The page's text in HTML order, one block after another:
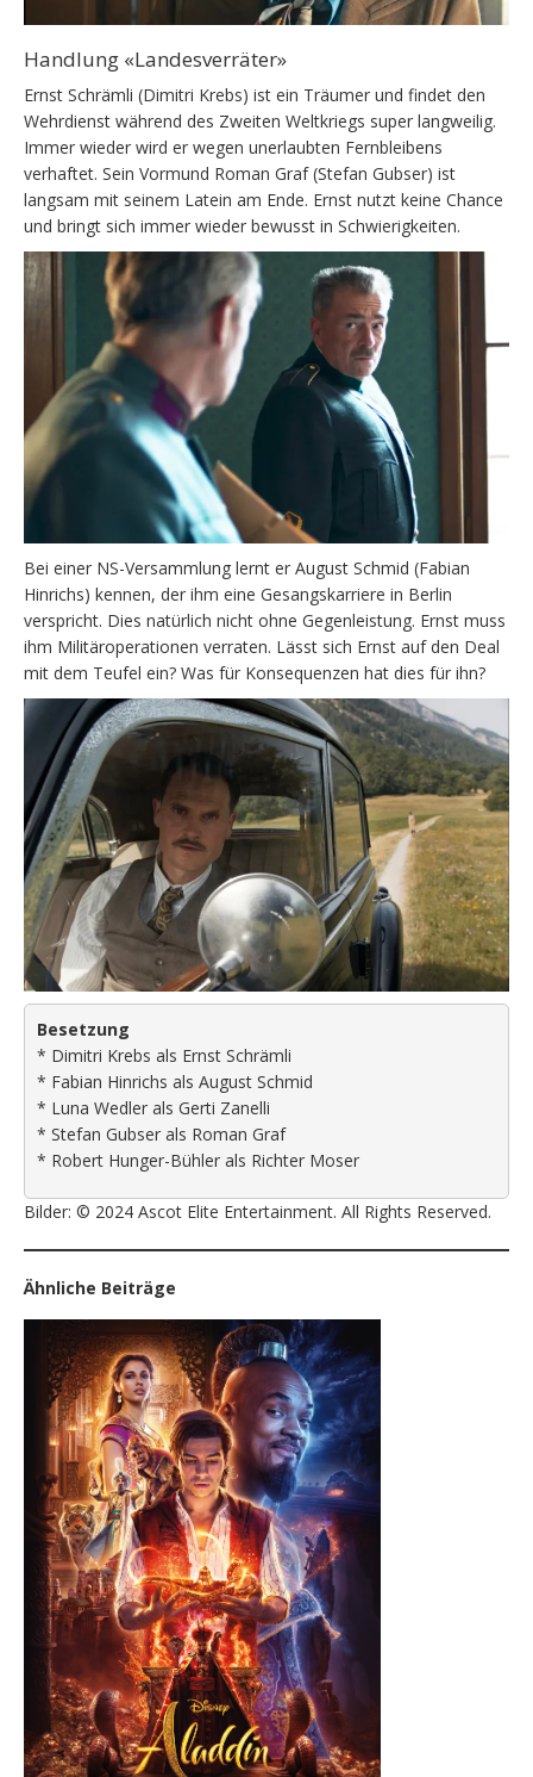
Handlung «Landesverräter»
Ernst Schrämli (Dimitri Krebs) ist ein Träumer und findet den
Wehrdienst während des Zweiten Weltkriegs super langweilig.
Immer wieder wird er wegen unerlaubten Fernbleibens
verhaftet. Sein Vormund Roman Graf (Stefan Gubser) ist
langsam mit seinem Latein am Ende. Ernst nutzt keine Chance
und bringt sich immer wieder bewusst in Schwierigkeiten.
Bei einer NS-Versammlung lernt er August Schmid (Fabian
Hinrichs) kennen, der ihm eine Gesangskarriere in Berlin
verspricht. Dies natürlich nicht ohne Gegenleistung. Ernst muss
ihm Militäroperationen verraten. Lässt sich Ernst auf den Deal
mit dem Teufel ein? Was für Konsequenzen hat dies für ihn?
Besetzung
* Dimitri Krebs als Ernst Schrämli
* Fabian Hinrichs als August Schmid
* Luna Wedler als Gerti Zanelli
* Stefan Gubser als Roman Graf
* Robert Hunger-Bühler als Richter Moser
Bilder: © 2024 Ascot Elite Entertainment. All Rights Reserved.
Ähnliche Beiträge